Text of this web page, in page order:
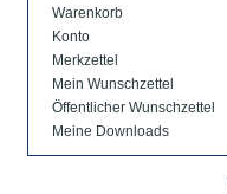
Warenkorb
Konto
Merkzettel
Mein Wunschzettel
Öffentlicher Wunschzettel
Meine Downloads